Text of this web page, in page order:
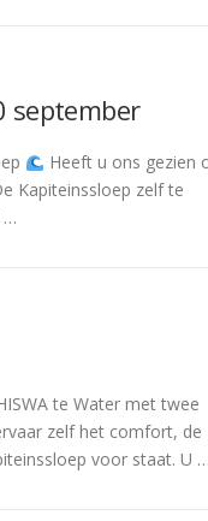
september
Heeft u ons gezien
Kapiteinssloep zelf te
…
te Water met twee
zelf het comfort, de
voor staat. U …